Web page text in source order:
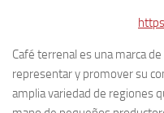
Café terrenal es una marca
representar y promover su
amplia variedad de regiones